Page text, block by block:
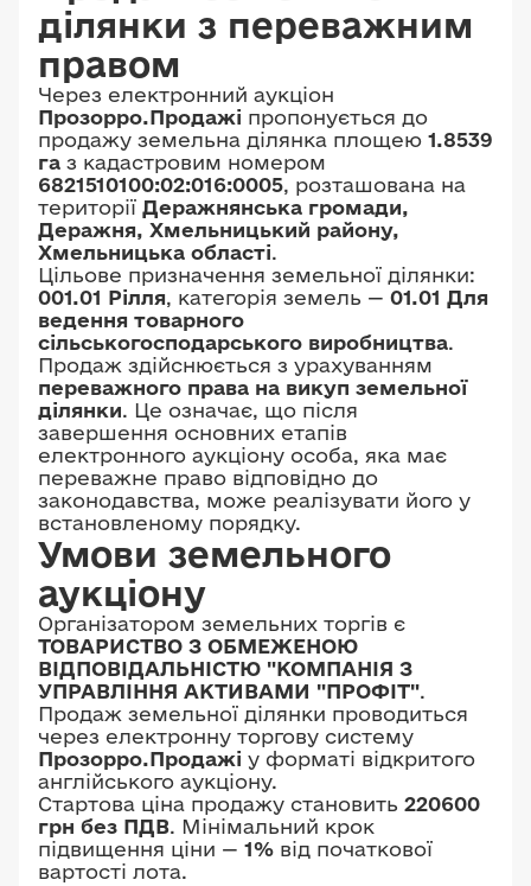
ділянки з переважним
правом
Через електронний аукціон
Прозорро.Продажі пропонується до
продажу земельна ділянка площею 1.8539
га з кадастровим номером
6821510100:02:016:0005, розташована на
території Деражнянська громади,
Деражня, Хмельницький району,
Хмельницька області.
Цільове призначення земельної ділянки:
001.01 Рілля, категорія земель — 01.01 Для
ведення товарного
сільськогосподарського виробництва.
Продаж здійснюється з урахуванням
переважного права на викуп земельної
ділянки. Це означає, що після
завершення основних етапів
електронного аукціону особа, яка має
переважне право відповідно до
законодавства, може реалізувати його у
встановленому порядку.
Умови земельного
аукціону
Організатором земельних торгів є
ТОВАРИСТВО З ОБМЕЖЕНОЮ
ВІДПОВІДАЛЬНІСТЮ "КОМПАНІЯ З
УПРАВЛІННЯ АКТИВАМИ "ПРОФІТ".
Продаж земельної ділянки проводиться
через електронну торгову систему
Прозорро.Продажі у форматі відкритого
англійського аукціону.
Стартова ціна продажу становить 220600
грн без ПДВ. Мінімальний крок
підвищення ціни — 1% від початкової
вартості лота.